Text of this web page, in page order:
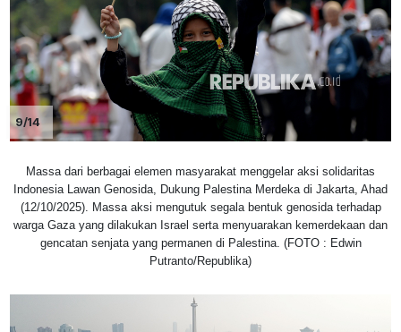
9/14
Massa dari berbagai elemen masyarakat menggelar aksi solidaritas
Indonesia Lawan Genosida, Dukung Palestina Merdeka di Jakarta, Ahad
(12/10/2025). Massa aksi mengutuk segala bentuk genosida terhadap
warga Gaza yang dilakukan Israel serta menyuarakan kemerdekaan dan
gencatan senjata yang permanen di Palestina. (FOTO : Edwin
Putranto/Republika)